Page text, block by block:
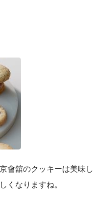
會舘のクッキーは美味
くなりますね。